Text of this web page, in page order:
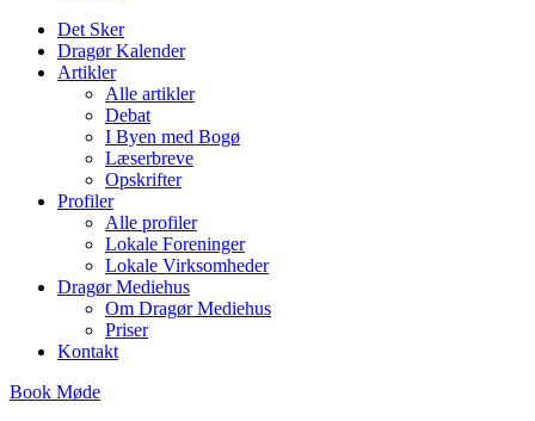
Det Sker
Dragør Kalender
Artikler
Alle artikler
Debat
I Byen med Bogø
Læserbreve
Opskrifter
Profiler
Alle profiler
Lokale Foreninger
Lokale Virksomheder
Dragør Mediehus
Om Dragør Mediehus
Priser
Kontakt
Book Møde